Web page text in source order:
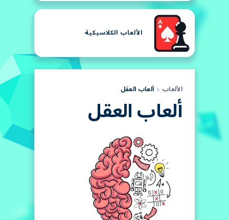
الألعاب الكلاسيكية
الألعاب ألعاب العقل
ألعاب العقل